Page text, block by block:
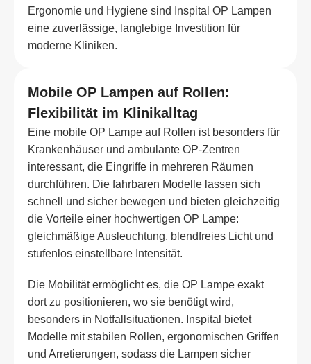
Ergonomie und Hygiene sind Inspital OP Lampen
eine zuverlässige, langlebige Investition für
moderne Kliniken.
Mobile OP Lampen auf Rollen:
Flexibilität im Klinikalltag
Eine mobile OP Lampe auf Rollen ist besonders für
Krankenhäuser und ambulante OP-Zentren
interessant, die Eingriffe in mehreren Räumen
durchführen. Die fahrbaren Modelle lassen sich
schnell und sicher bewegen und bieten gleichzeitig
die Vorteile einer hochwertigen OP Lampe:
gleichmäßige Ausleuchtung, blendfreies Licht und
stufenlos einstellbare Intensität.
Die Mobilität ermöglicht es, die OP Lampe exakt
dort zu positionieren, wo sie benötigt wird,
besonders in Notfallsituationen. Inspital bietet
Modelle mit stabilen Rollen, ergonomischen Griffen
und Arretierungen, sodass die Lampen sicher